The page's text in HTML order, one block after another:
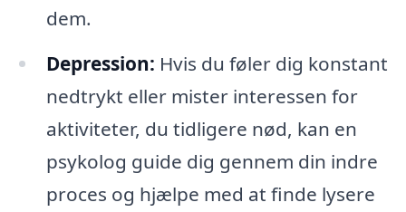
dem.
Depression: Hvis du føler dig konstant
nedtrykt eller mister interessen for
aktiviteter, du tidligere nød, kan en
psykolog guide dig gennem din indre
proces og hjælpe med at finde lysere